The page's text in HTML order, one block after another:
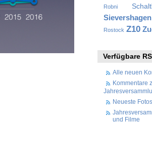
Robni
Sievershagen
Rostock Z10
Verfügbare
Alle neuen
Kommentare
Neueste
und Filme